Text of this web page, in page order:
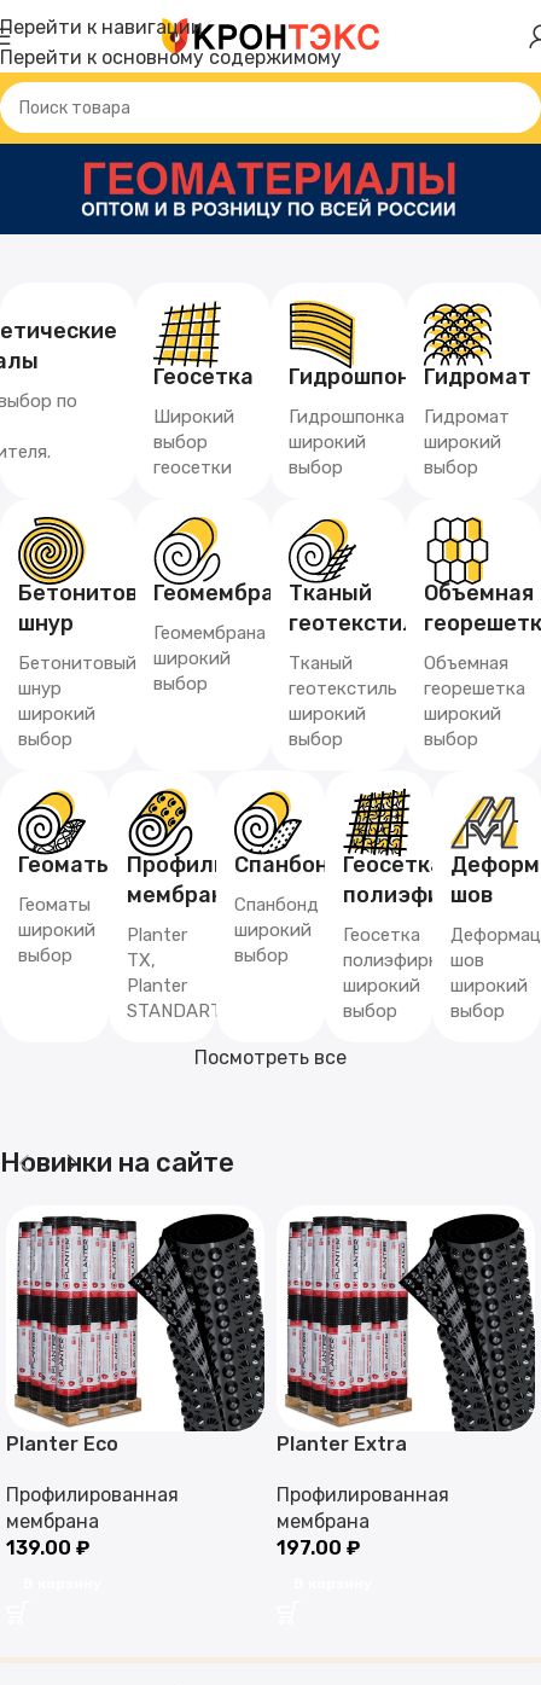
Перейти к навигации
Перейти к основному содержимому
по
Геосетка
Широкий
выбор
геосетки
Гидрошпонка
Гидрошпонка
широкий
выбор
Гидромат
Гидромат
широкий
выбор
Бетонитовый
шнур
Бетонитовый
шнур
широкий
выбор
Геомембрана
Геомембрана
широкий
выбор
Тканый
геотекстиль
Тканый
геотекстиль
широкий
выбор
Объемная
Объемная
георешетка
широкий
выбор
Геоматы
Геоматы
широкий
выбор
Профилированная
мембрана
Planter
TX,
Planter
STANDART
Спанбонд
Спанбонд
широкий
выбор
Геосетка
полиэфирная
Геосетка
полиэфирная
широкий
выбор
шов
шов
широкий
выбор
Посмотреть все
Новинки на сайте
Planter Eco
Профилированная
мембрана
139.00 ₽
Planter Extra
Профилированная
мембрана
197.00 ₽